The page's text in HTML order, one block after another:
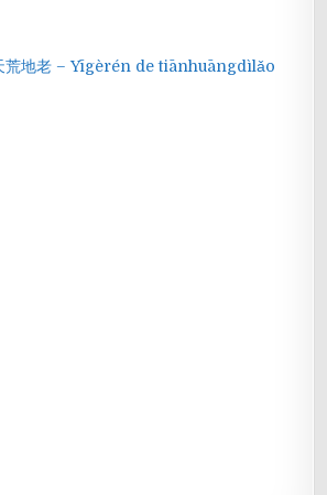
荒地老 – Yīgèrén de tiānhuāngdìlǎo